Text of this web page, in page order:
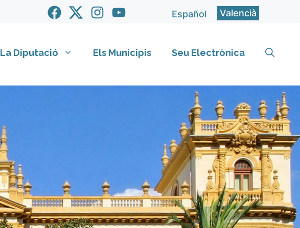
Español Valencià
La Diputació Els Municipis Seu Electrònica